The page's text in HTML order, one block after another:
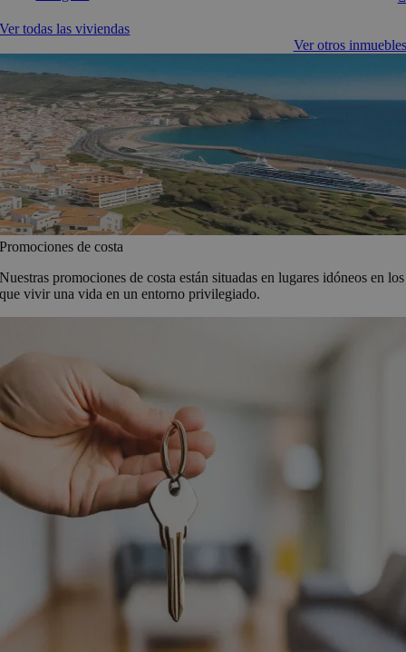
Ver todas las viviendas
Ver otros inmuebles
Promociones de costa
Nuestras promociones de costa están situadas en lugares idóneos en los
que vivir una vida en un entorno privilegiado.